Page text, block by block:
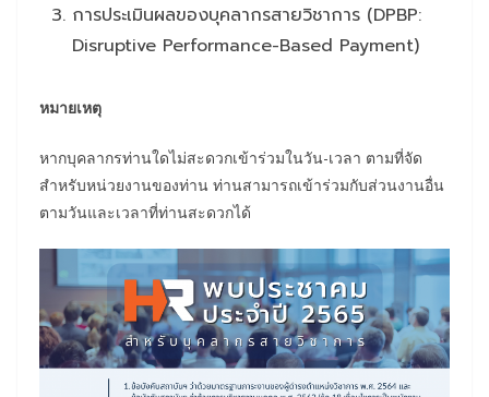
การประเมินผลของบุคลากรสายวิชาการ (DPBP:
Disruptive Performance-Based Payment)
หมายเหตุ
หากบุคลากรท่านใดไม่สะดวกเข้าร่วมในวัน-เวลา ตามที่จัด
สำหรับหน่วยงานของท่าน ท่านสามารถเข้าร่วมกับส่วนงานอื่น
ตามวันและเวลาที่ท่านสะดวกได้